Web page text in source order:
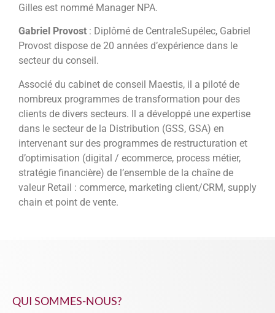
Gilles est nommé Manager NPA.
Gabriel Provost : Diplômé de CentraleSupélec, Gabriel
Provost dispose de 20 années d’expérience dans le
secteur du conseil.
Associé du cabinet de conseil Maestis, il a piloté de
nombreux programmes de transformation pour des
clients de divers secteurs. Il a développé une expertise
dans le secteur de la Distribution (GSS, GSA) en
intervenant sur des programmes de restructuration et
d’optimisation (digital / ecommerce, process métier,
stratégie financière) de l’ensemble de la chaîne de
valeur Retail : commerce, marketing client/CRM, supply
chain et point de vente.
QUI SOMMES-NOUS?